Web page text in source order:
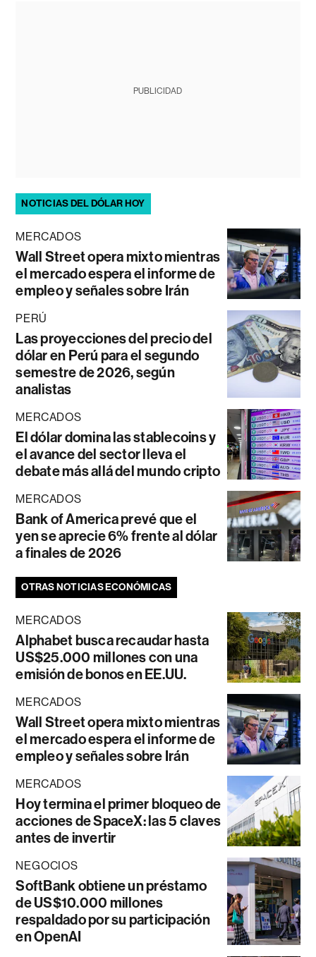
PUBLICIDAD
NOTICIAS DEL DÓLAR HOY
MERCADOS
Wall Street opera mixto mientras
el mercado espera el informe de
empleo y señales sobre Irán
PERÚ
Las proyecciones del precio del
dólar en Perú para el segundo
semestre de 2026, según
analistas
MERCADOS
El dólar domina las stablecoins y
el avance del sector lleva el
debate más allá del mundo cripto
MERCADOS
Bank of America prevé que el
yen se aprecie 6% frente al dólar
a finales de 2026
OTRAS NOTICIAS ECONÓMICAS
MERCADOS
Alphabet busca recaudar hasta
US$25.000 millones con una
emisión de bonos en EE.UU.
MERCADOS
Wall Street opera mixto mientras
el mercado espera el informe de
empleo y señales sobre Irán
MERCADOS
Hoy termina el primer bloqueo de
acciones de SpaceX: las 5 claves
antes de invertir
NEGOCIOS
SoftBank obtiene un préstamo
de US$10.000 millones
respaldado por su participación
en OpenAI